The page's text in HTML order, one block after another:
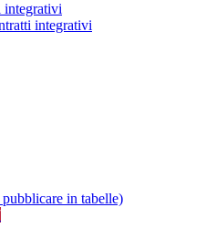
integrativi
integrativi
in tabelle)